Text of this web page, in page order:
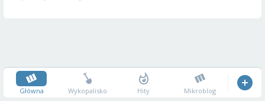
Główna Wykopalisko Hity Mikroblog